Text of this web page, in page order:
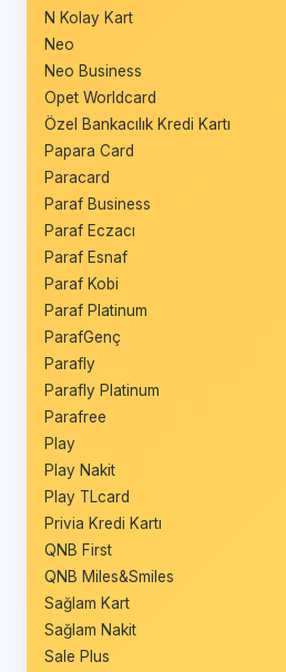
N Kolay Kart
Neo
Neo Business
Opet Worldcard
Özel Bankacılık Kredi Kartı
Papara Card
Paracard
Paraf Business
Paraf Eczacı
Paraf Esnaf
Paraf Kobi
Paraf Platinum
ParafGenç
Parafly
Parafly Platinum
Parafree
Play
Play Nakit
Play TLcard
Privia Kredi Kartı
QNB First
QNB Miles&Smiles
Sağlam Kart
Sağlam Nakit
Sale Plus